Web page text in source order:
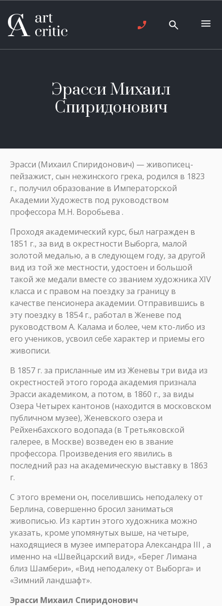
Эрасси Михаил
Спиридонович
Эрасси (Михаил Спиридонович) — живописец-
пейзажист, сын нежинского грека, родился в 1823
г., получил образование в Императорской
Академии Художеств под руководством
профессора М.Н. Воробьева .
Проходя академический курс, был награжден в
1851 г., за вид в окрестности Выборга, малой
золотой медалью, а в следующем году, за другой
вид из той же местности, удостоен и большой
такой же медали вместе со званием художника XIV
класса и с правом на поездку за границу в
качестве пенсионера академии. Отправившись в
эту поездку в 1854 г., работал в Женеве под
руководством А. Калама и более, чем кто-либо из
его учеников, усвоил себе характер и приемы его
живописи.
В 1857 г. за присланные им из Женевы три вида из
окрестностей этого города академия признала
Эрасси академиком, а потом, в 1860 г., за виды
Озера Четырех кантонов (находится в московском
публичном музее), Женевского озера и
Рейхенбахского водопада (в Третьяковской
галерее, в Москве) возведен ею в звание
профессора. Произведения его явились в
последний раз на академическую выставку в 1863
г.
С этого времени он, поселившись неподалеку от
Берлина, совершенно бросил заниматься
живописью. Из картин этого художника можно
указать, кроме упомянутых выше, на четыре,
находящиеся в музее императора Александра III , а
именно на «Швейцарский вид», «Берег Лимана
близ Шамбери», «Вид неподалеку от Выборга» и
«Зимний ландшафт».
Эрасси Михаил Спиридонович